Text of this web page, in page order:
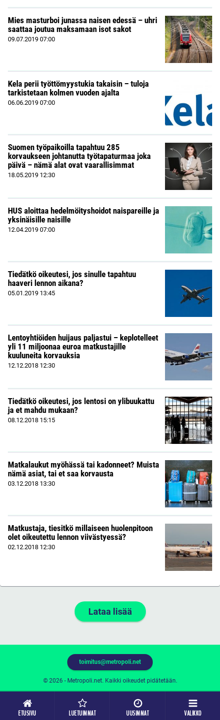
ETUSIVU LUETUIMMAT UUSIMMAT VALIKKO
Mies masturboi junassa naisen edessä – uhri
saattaa joutua maksamaan isot sakot
09.07.2019 07:00
Kela perii työttömyystukia takaisin – tuloja
tarkistetaan kolmen vuoden ajalta
06.06.2019 07:00
Suomen työpaikoilla tapahtuu 285
korvaukseen johtanutta työtapaturmaa joka
päivä – nämä alat ovat vaarallisimmat
18.05.2019 12:30
HUS aloittaa hedelmöityshoidot naispareille ja
yksinäisille naisille
12.04.2019 07:00
Tiedätkö oikeutesi, jos sinulle tapahtuu
haaveri lennon aikana?
05.01.2019 13:45
Lentoyhtiöiden huijaus paljastui – keplotelleet
yli 11 miljoonaa euroa matkustajille
kuuluneita korvauksia
12.12.2018 12:30
Tiedätkö oikeutesi, jos lentosi on ylibuukattu
ja et mahdu mukaan?
08.12.2018 15:15
Matkalaukut myöhässä tai kadonneet? Muista
nämä asiat, tai et saa korvausta
03.12.2018 13:30
Matkustaja, tiesitkö millaiseen huolenpitoon
olet oikeutettu lennon viivästyessä?
02.12.2018 12:30
Lataa lisää
© 2026 - Metropoli.net. Kaikki oikeudet pidätetään.
toimitus@metropoli.net